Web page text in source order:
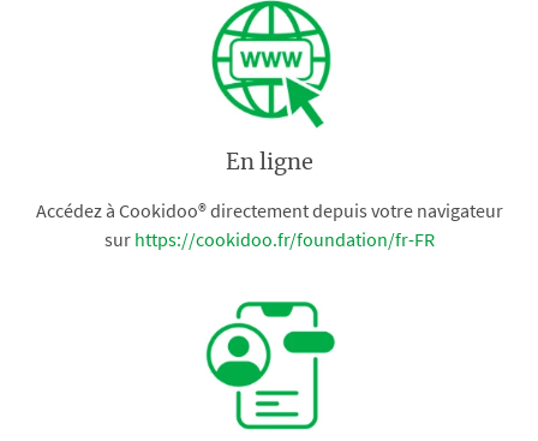
En ligne
Accédez à Cookidoo® directement depuis votre navigateur
sur https://cookidoo.fr/foundation/fr-FR